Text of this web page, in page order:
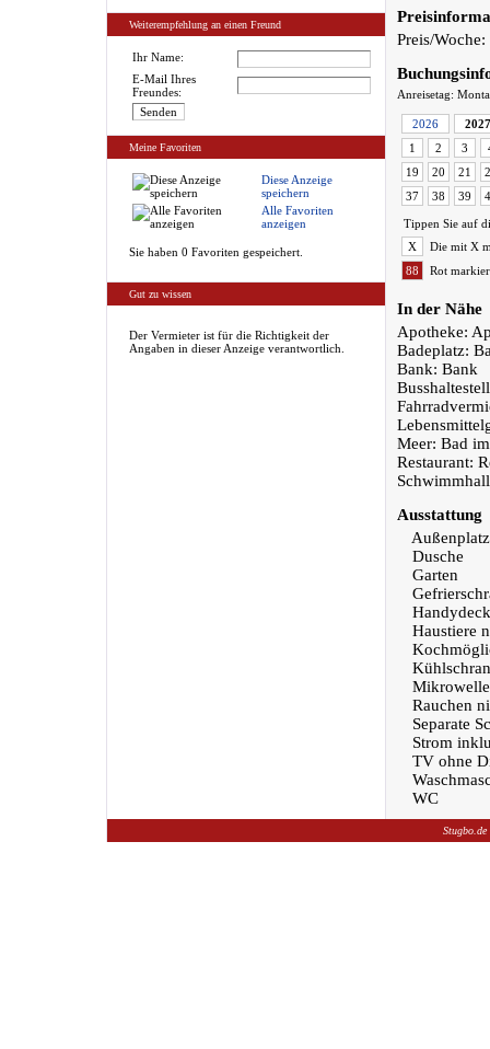
Weiterempfehlung an einen Freund
Ihr Name:
E-Mail Ihres
Freundes:
Meine Favoriten
Diese Anzeige
speichern
Alle Favoriten
anzeigen
Sie haben 0 Favoriten gespeichert.
Gut zu wissen
Der Vermieter ist für die Richtigkeit der
Angaben in dieser Anzeige verantwortlich.
Preis/
Anreisetag:
2026
2027
1
2 3
19
20 21
37
38 39
Tippen Sie auf
X
Die mit X
88
Rot
In der Nähe
Apotheke:
Badeplatz:
Bank: Bank
Meer: Bad
Restaurant:
Ausstattung
Dusche
Garten
Haustiere
Mikrowelle
Rauchen
Separate
Strom
TV ohne
WC